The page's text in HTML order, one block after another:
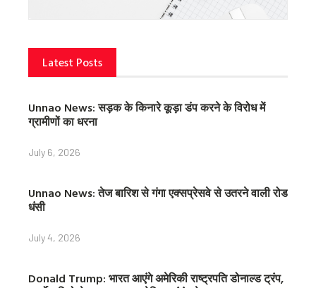
Latest Posts
Unnao News: सड़क के किनारे कूड़ा डंप करने के विरोध में
ग्रामीणों का धरना
July 6, 2026
Unnao News: तेज बारिश से गंगा एक्सप्रेसवे से उतरने वाली रोड
धंसी
July 4, 2026
Donald Trump: भारत आएंगे अमेरिकी राष्ट्रपति डोनाल्ड ट्रंप,